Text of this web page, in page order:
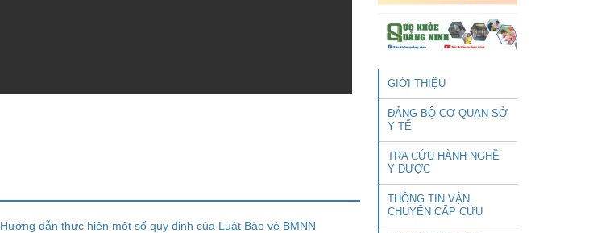
Hướng dẫn thực hiện một số quy định của Luật Bảo vệ BMNN
GIỚI THIỆU
ĐẢNG BỘ CƠ QUAN SỞ
Y TẾ
TRA CỨU HÀNH NGHỀ
Y DƯỢC
THÔNG TIN VẬN
CHUYỂN CẤP CỨU